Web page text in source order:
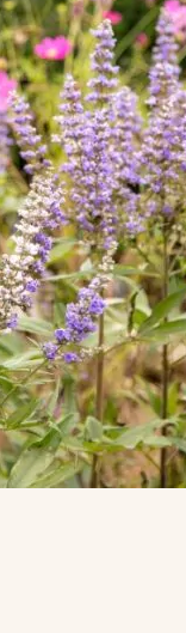
Archiv
Archiv